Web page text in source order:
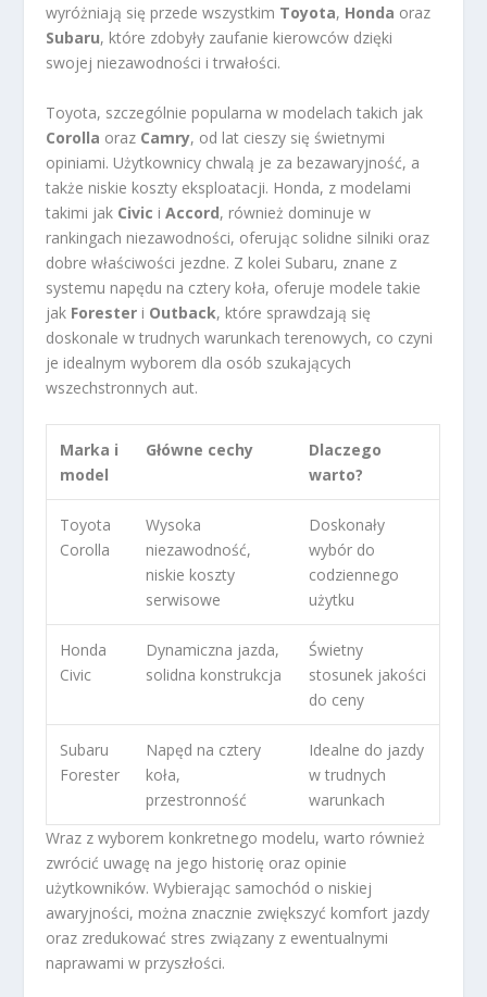
wyróżniają się przede wszystkim Toyota, Honda oraz
Subaru, które zdobyły zaufanie kierowców dzięki
swojej niezawodności i trwałości.
Toyota, szczególnie popularna w modelach takich jak
Corolla oraz Camry, od lat cieszy się świetnymi
opiniami. Użytkownicy chwalą je za bezawaryjność, a
także niskie koszty eksploatacji. Honda, z modelami
takimi jak Civic iAccord, również dominuje w
rankingach niezawodności, oferując solidne silniki oraz
dobre właściwości jezdne. Z kolei Subaru, znane z
systemu napędu na cztery koła, oferuje modele takie
jak Forester i Outback, które sprawdzają się
doskonale w trudnych warunkach terenowych, co czyni
je idealnym wyborem dla osób szukających
wszechstronnych aut.
Marka i
model
Główne cechy
Dlaczego
warto?
Toyota
Corolla
Wysoka
niezawodność,
niskie koszty
serwisowe
Doskonały
wybór do
codziennego
użytku
Honda
Civic
Dynamiczna jazda,
solidna konstrukcja
Świetny
stosunek jakości
do ceny
Subaru
Forester
Napęd na cztery
koła,
przestronność
Idealne do jazdy
w trudnych
warunkach
Wraz z wyborem konkretnego modelu, warto również
zwrócić uwagę na jego historię oraz opinie
użytkowników. Wybierając samochód o niskiej
awaryjności, można znacznie zwiększyć komfort jazdy
oraz zredukować stres związany z ewentualnymi
naprawami w przyszłości.